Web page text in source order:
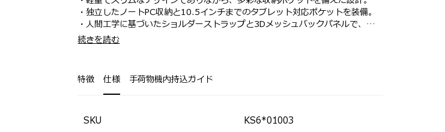
・独立したノートPC収納と10.5インチまでのタブレット対応ポケットを装備。
・人間工学に基づいたショルダーストラップと3Dメッシュバックパネルで、快
適な背負い心地を実現。
・15.6インチPCに対応。
・内装には視認性の高いメッシュポケットを配置。
・スマートスリーブを装備し、出張時のスーツケースとのセットアップが可能。
続きを読む
特徴 仕様 手荷物機内持込ガイド
SKU KS6*01003